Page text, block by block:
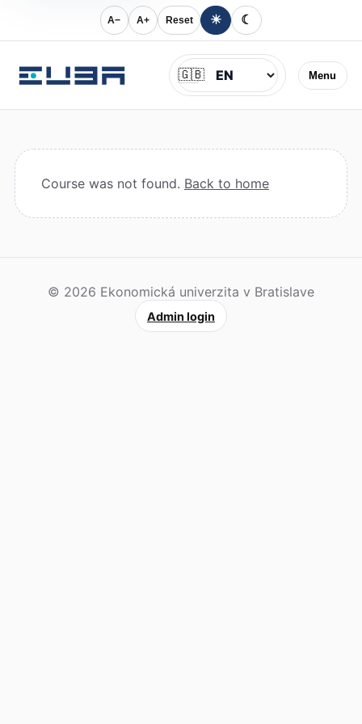
A− A+ Reset ☀ ☾
Menu
Jazyk
🇬🇧
Course was not found. Back to home
© 2026 Ekonomická univerzita v Bratislave
Admin login